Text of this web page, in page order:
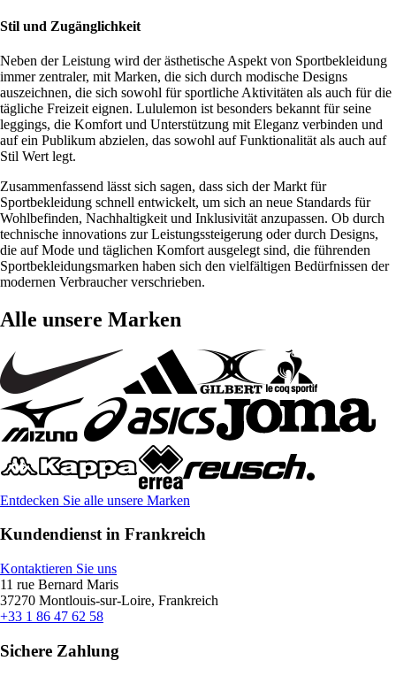
Stil und Zugänglichkeit
Neben der Leistung wird der ästhetische Aspekt von Sportbekleidung
immer zentraler, mit Marken, die sich durch modische Designs
auszeichnen, die sich sowohl für sportliche Aktivitäten als auch für die
tägliche Freizeit eignen. Lululemon ist besonders bekannt für seine
leggings, die Komfort und Unterstützung mit Eleganz verbinden und
auf ein Publikum abzielen, das sowohl auf Funktionalität als auch auf
Stil Wert legt.
Zusammenfassend lässt sich sagen, dass sich der Markt für
Sportbekleidung schnell entwickelt, um sich an neue Standards für
Wohlbefinden, Nachhaltigkeit und Inklusivität anzupassen. Ob durch
technische innovations zur Leistungssteigerung oder durch Designs,
die auf Mode und täglichen Komfort ausgelegt sind, die führenden
Sportbekleidungsmarken haben sich den vielfältigen Bedürfnissen der
modernen Verbraucher verschrieben.
Alle unsere Marken
Entdecken Sie alle unsere Marken
Kundendienst in Frankreich
Kontaktieren Sie uns
11 rue Bernard Maris
37270 Montlouis-sur-Loire, Frankreich
+33 1 86 47 62 58
Sichere Zahlung